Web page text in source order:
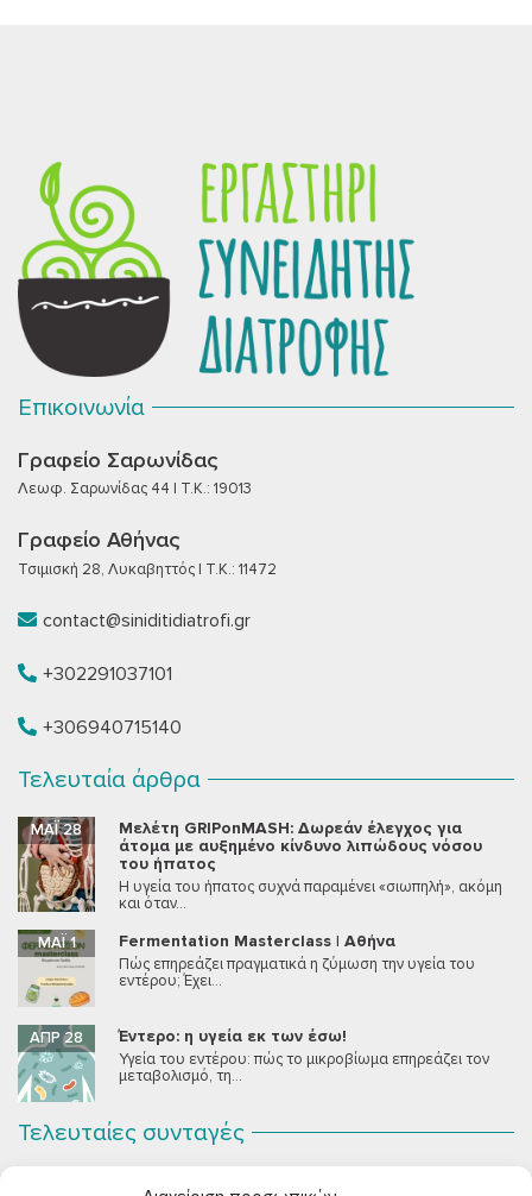
Επικοινωνία
Γραφείο Σαρωνίδας
Λεωφ. Σαρωνίδας 44 | T.K.: 19013
Γραφείο Αθήνας
Τσιμισκή 28, Λυκαβηττός | T.K.: 11472
contact@siniditidiatrofi.gr
+302291037101
+306940715140
Τελευταία άρθρα
Μελέτη GRIPonMASH: Δωρεάν έλεγχος για
άτομα με αυξημένο κίνδυνο λιπώδους νόσου
του ήπατος
ΜΆΙ 28
Η υγεία του ήπατος συχνά παραμένει «σιωπηλή», ακόμη
και όταν...
Fermentation Masterclass | Αθήνα
ΜΆΙ 1
Πώς επηρεάζει πραγματικά η ζύμωση την υγεία του
εντέρου; Έχει...
Έντερο: η υγεία εκ των έσω!
ΑΠΡ 28
Υγεία του εντέρου: πώς το μικροβίωμα επηρεάζει τον
μεταβολισμό, τη...
Τελευταίες συνταγές